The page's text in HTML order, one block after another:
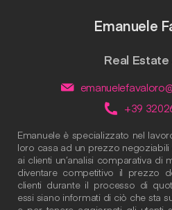
Emanuele
Real
+39
Emanuele è specializzato nel
loro casa ad un prezzo negoziabili
ai clienti un’analisi comparativa
diventare competitivo il prezzo
clienti durante il processo di
essi siano informati di ciò che sta